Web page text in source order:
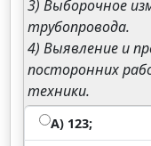
3) Выборочное
трубопровода.
4) Выявление и
посторонних
техники.
А) 123;